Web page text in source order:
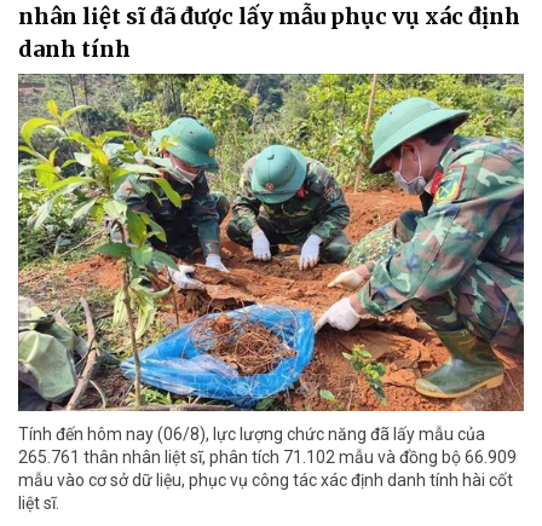
nhân liệt sĩ đã được lấy mẫu phục vụ xác định
danh tính
Tính đến hôm nay (06/8), lực lượng chức năng đã lấy mẫu của
265.761 thân nhân liệt sĩ, phân tích 71.102 mẫu và đồng bộ 66.909
mẫu vào cơ sở dữ liệu, phục vụ công tác xác định danh tính hài cốt
liệt sĩ.